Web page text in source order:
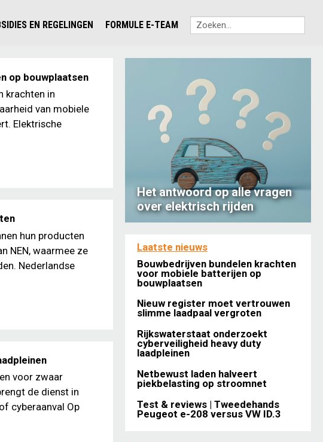
EN REGELINGEN FORMULE E-TEAM
op bouwplaatsen
krachten in
van mobiele
Elektrische
hun producten
NEN, waarmee ze
Nederlandse
voor zwaar
de dienst in
cyberaanval Op
Het antwoord op alle vragen
over elektrisch rijden
Laatste nieuws
Bouwbedrijven bundelen krachten
voor mobiele batterijen op
bouwplaatsen
Nieuw register moet vertrouwen
slimme laadpaal vergroten
Rijkswaterstaat onderzoekt
cyberveiligheid heavy duty
laadpleinen
Netbewust laden halveert
piekbelasting op stroomnet
Test & reviews | Tweedehands
Peugeot e-208 versus VW ID.3